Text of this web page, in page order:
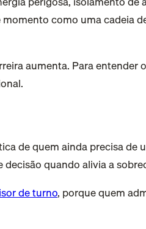
como uma cadeia
aumenta. Para entender
de quem ainda precisa
quando alivia a
de turno, porque quem